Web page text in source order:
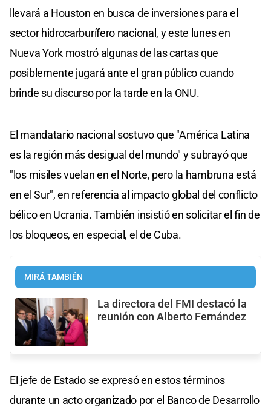
llevará a Houston en busca de inversiones para el
sector hidrocarburífero nacional, y este lunes en
Nueva York mostró algunas de las cartas que
posiblemente jugará ante el gran público cuando
brinde su discurso por la tarde en la ONU.
El mandatario nacional sostuvo que "América Latina
es la región más desigual del mundo" y subrayó que
"los misiles vuelan en el Norte, pero la hambruna está
en el Sur", en referencia al impacto global del conflicto
bélico en Ucrania. También insistió en solicitar el fin de
los bloqueos, en especial, el de Cuba.
MIRÁ TAMBIÉN
La directora del FMI destacó la
reunión con Alberto Fernández
El jefe de Estado se expresó en estos términos
durante un acto organizado por el Banco de Desarrollo